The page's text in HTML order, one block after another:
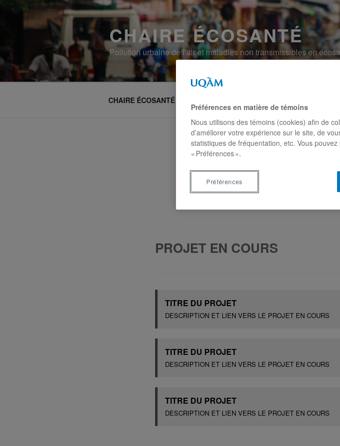
CHAIRE ÉCOSANTÉ
Pollution urbaine de l’air et maladies non transmissibles en
CHAIRE ÉCOSANTÉ
PROJET EN COURS
TITRE DU PROJET
DESCRIPTION ET LIEN VERS LE PROJET EN COURS
TITRE DU PROJET
DESCRIPTION ET LIEN VERS LE PROJET EN COURS
TITRE DU PROJET
DESCRIPTION ET LIEN VERS LE PROJET EN COURS
Préférences en matière de témoins
Nous utilisons des témoins (cookies) afin de
d’améliorer votre expérience sur le site, de
statistiques de fréquentation, etc. Vous
« Préférences ».
Préférences